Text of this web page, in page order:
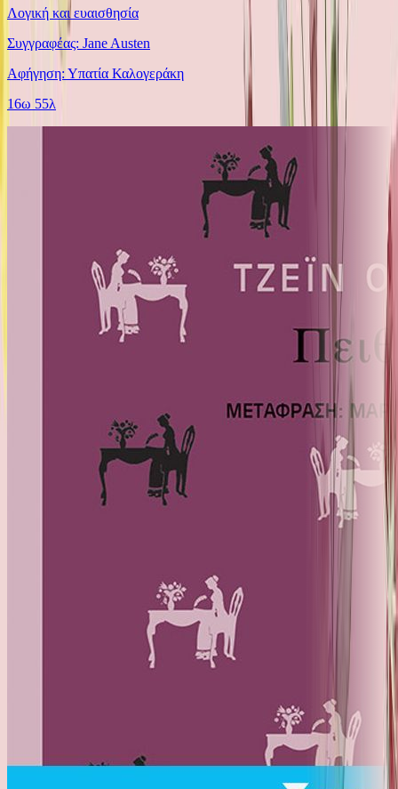
Λογική και ευαισθησία
Συγγραφέας: Jane Austen
Αφήγηση: Υπατία Καλογεράκη
16ω 55λ